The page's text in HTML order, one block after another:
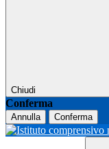
Chiudi
Conferma
Annulla Conferma